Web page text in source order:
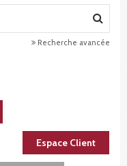
Recherche avancée
Espace Client